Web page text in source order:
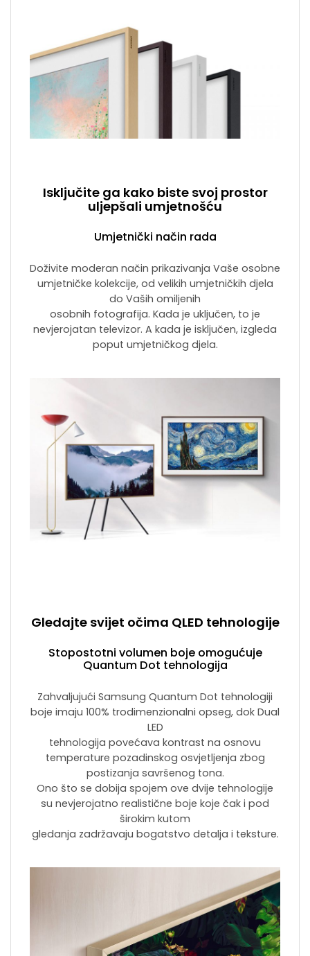
Isključite ga kako biste svoj prostor
uljepšali umjetnošću
Umjetnički način rada
Doživite moderan način prikazivanja Vaše osobne
umjetničke kolekcije, od velikih umjetničkih djela
do Vaših omiljenih
osobnih fotografija. Kada je uključen, to je
nevjerojatan televizor. A kada je isključen, izgleda
poput umjetničkog djela.
Gledajte svijet očima QLED tehnologije
Stopostotni volumen boje omogućuje
Quantum Dot tehnologija
Zahvaljujući Samsung Quantum Dot tehnologiji
boje imaju 100% trodimenzionalni opseg, dok Dual
LED
tehnologija povećava kontrast na osnovu
temperature pozadinskog osvjetljenja zbog
postizanja savršenog tona.
Ono što se dobija spojem ove dvije tehnologije
su nevjerojatno realistične boje koje čak i pod
širokim kutom
gledanja zadržavaju bogatstvo detalja i teksture.